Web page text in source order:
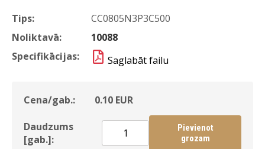
Tips:
CC0805N3P3C500
Noliktavā:
10088
Specifikācijas:
Saglabāt failu
Cena/gab.: 0.10 EUR
Daudzums
[gab.]:
Pievienot
grozam